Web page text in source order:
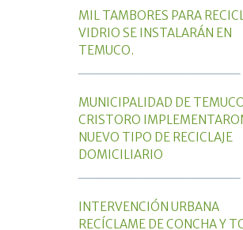
MIL TAMBORES PARA
VIDRIO SE INSTALARÁN EN
TEMUCO.
MUNICIPALIDAD DE
CRISTORO
NUEVO TIPO DE RECICLAJE
DOMICILIARIO
INTERVENCIÓN URBANA
RECÍCLAME DE CONCHA Y